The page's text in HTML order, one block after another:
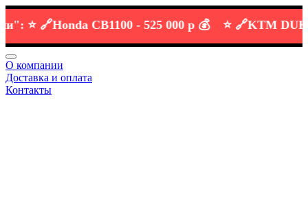
⭐️ 🔗Honda CB1100 -525 000 р 💰 ⭐️ 🔗KTM DUKE
О компании
Доставка и оплата
Контакты